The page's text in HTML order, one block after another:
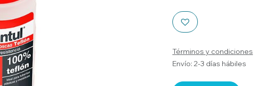
Términos y condiciones
Envío: 2-3 días hábiles